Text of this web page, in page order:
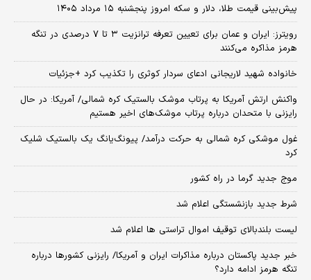
پیش‌بینی قیمت طلا، دلار و سکه امروز پنجشنبه ۱۵ مرداد ۱۴۰۵
رویترز: ایران و عمان برای تعیین تعرفه ترانزیت ۳ تا ۷ درصدی در تنگه
هرمز مذاکره می‌کنند
خانواده شهید لاریجانی ادعای سردار کوثری را تکذیب کرد +جزئیات
واکنش ارتش آمریکا به پرتاب موشک بالستیک کره شمالی/ آمریکا: در حال
رایزنی با متحدان درباره پرتاب موشک‌های اخیر هستیم
غول موشکی کره شمالی به حرکت درآمد/ پیونگ‌یانگ یک بالستیک شلیک
کرد
موج جدید گرما در راه کشور
شرط جدید بازنشستگی اعلام شد
لیست بلندبالای توقیف اموال تراستی ها اعلام شد
خبر جدید پاکستان درباره مذاکرات ایران و آمریکا/ رایزنی کشورها درباره
تنگه هرمز ادامه دارد؟